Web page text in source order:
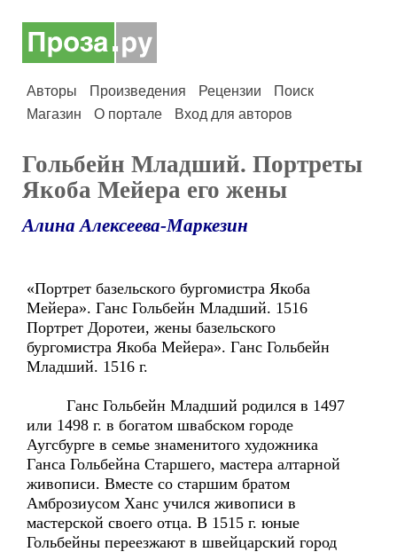
Авторы Произведения Рецензии
Поиск
Магазин
О портале Вход для авторов
Гольбейн Младший. Портреты
Якоба Мейера его жены
Алина Алексеева-Маркезин
«Портрет базельского бургомистра Якоба
Мейера». Ганс Гольбейн Младший. 1516
Портрет Доротеи, жены базельского
бургомистра Якоба Мейера». Ганс Гольбейн
Младший. 1516 г.
Ганс Гольбейн Младший родился в 1497
или 1498 г. в богатом швабском городе
Аугсбурге в семье знаменитого художника
Ганса Гольбейна Старшего, мастера алтарной
живописи. Вместе со старшим братом
Амброзиусом Ханс учился живописи в
мастерской своего отца. В 1515 г. юные
Гольбейны переезжают в швейцарский город